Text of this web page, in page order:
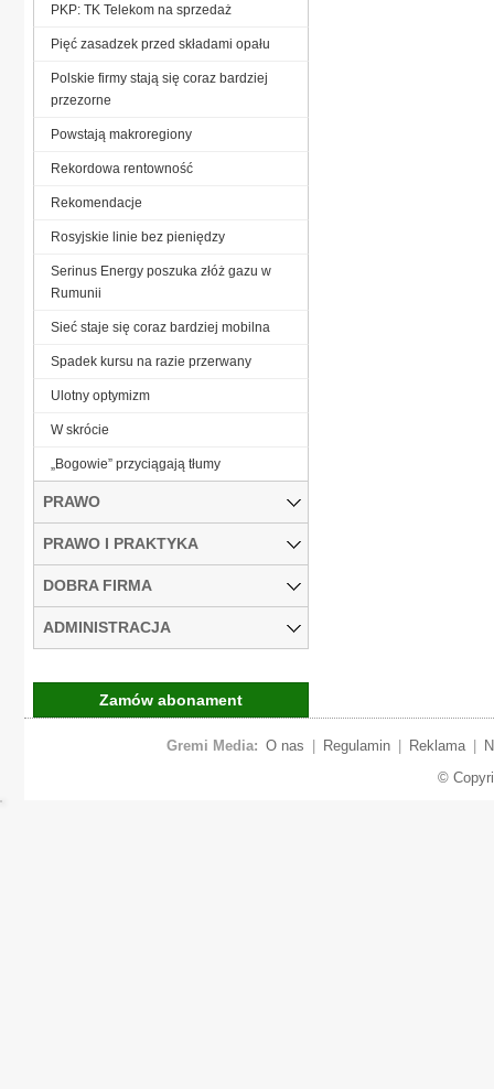
PKP: TK Telekom na sprzedaż
Pięć zasadzek przed składami opału
Polskie firmy stają się coraz bardziej
przezorne
Powstają makroregiony
Rekordowa rentowność
Re­ko­men­da­cje
Rosyjskie linie bez pieniędzy
Serinus Energy poszuka złóż gazu w
Rumunii
Sieć staje się coraz bardziej mobilna
Spadek kursu na razie przerwany
Ulotny optymizm
W skrócie
„Bogowie” przyciągają tłumy
PRAWO
PRAWO I PRAKTYKA
DOBRA FIRMA
ADMINISTRACJA
Zamów abonament
Gremi Media: O nas Regulamin Reklama
©